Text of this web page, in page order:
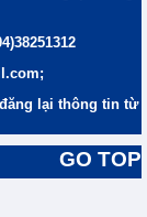
lại thông tin từ
GO TOP